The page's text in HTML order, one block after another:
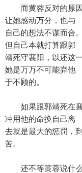
而黄蓉反对的原因
让她感动万分，也与
自己的想法不谋而合
但自己本就打算跟郭
靖死守襄阳，以还这
她是万万不可能弃他
于不顾的。
如果跟郭靖死在襄
冲用他的命换自己离
去就是最大的惩罚，
苦。
还不等黄蓉说什么